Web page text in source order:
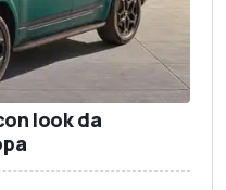
look da